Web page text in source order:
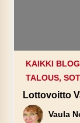
KAIKKI
TALOUS,
Lottovoitto
Vaula